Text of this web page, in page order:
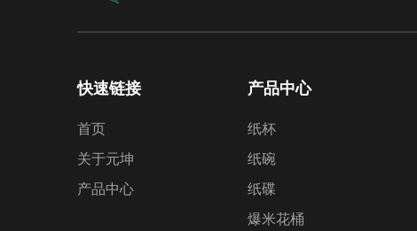
快速链接
首页
关于元坤
产品中心
产品中心
纸杯
纸碗
纸碟
爆米花桶